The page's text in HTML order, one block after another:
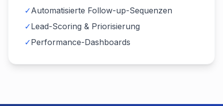
✓Automatisierte Follow-up-Sequenzen
✓Lead-Scoring & Priorisierung
✓Performance-Dashboards